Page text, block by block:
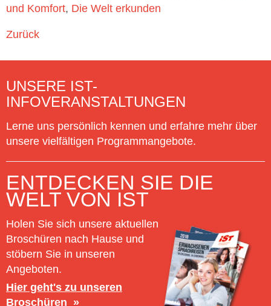
und Komfort Die Welt erkunden
Zurück
UNSERE IST-
INFOVERANSTALTUNGEN
Lerne uns persönlich kennen und erfahre mehr über
unsere vielfältigen Programmangebote.
ENTDECKEN SIE DIE
WELT VON IST
Holen Sie sich unsere aktuellen
Broschüren nach Hause und
stöbern Sie in unseren
Angeboten.
Hier geht's zu unseren
Broschüren